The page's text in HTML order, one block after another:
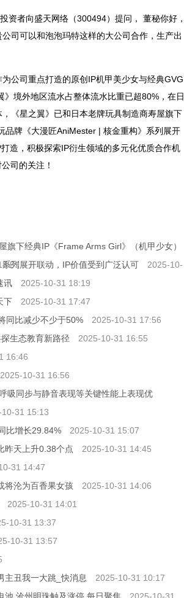
资者向盛天网络（300494）提问， 董秘你好，
司可以和泡泡玛特这样的大公司合作，生产出
公司重点打造的原创IP机甲美少女与经典GVG
境外地区流水占整体流水比重已超80%，在日
《星之翼》已和日本老牌玩具制造商寿屋旗下
品牌《大漫匠AniMester | 核金重构》系列展开
造，积极探索IP衍生领域的多元化优质合作机
司的关注！
下经典IP《Frame Arms Girl》（机甲少女）
列展开联动，IP价值受到广泛认可
2025-10-
讯
2025-10-31 18:19
下
2025-10-31 17:47
同比减少不少于50%
2025-10-31 17:56
生态教育新路径
2025-10-31 16:55
16:46
2025-10-31 16:56
吸同步与静音表现等关键性能上表现优
10-31 15:13
比增长29.84%
2025-10-31 15:07
昨天上升0.38个点
2025-10-31 14:45
31 14:47
将沦为百香果女孩
2025-10-31 14:06
2025-10-31 14:01
10-31 13:37
10-31 13:57
主丑我一大跳_快消息
2025-10-31 10:17
池 沧州明珠触及涨停 每日聚焦
2025-10-31